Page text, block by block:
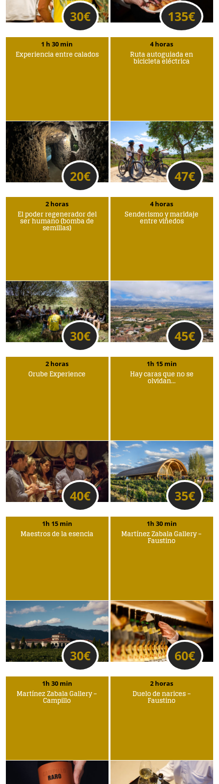
135€
1 h 30 min
Experiencia entre calados
20€
4 horas
Ruta autoguiada en
bicicleta eléctrica
47€
2 horas
El poder regenerador del
ser humano (bomba de
semillas)
30€
30€
2 horas
Orube Experience
40€
1h 15 min
Hay caras que no se
olvidan…
35€
1h 15 min
Maestros de la esencia
30€
1h 30 min
Martínez Zabala Gallery –
Faustino
60€
1h 30 min
Martínez Zabala Gallery –
Campillo
2 horas
Duelo de narices –
Faustino
4 horas
Senderismo y maridaje
entre viñedos
45€